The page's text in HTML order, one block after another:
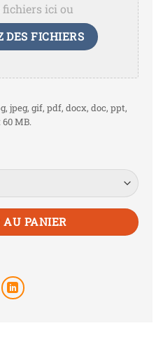
fichiers ici ou
DES FICHIERS
jpeg, gif, pdf, docx, doc, ppt,
MB.
AU PANIER